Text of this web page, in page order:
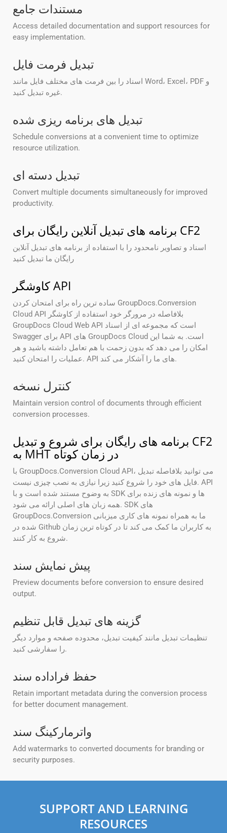
مستندات جامع
Access detailed documentation and support resources for
easy implementation.
تبدیل فرمت فایل
اسناد را بین فرمت های مختلف فایل مانند Word، Excel، PDF و
غیره تبدیل کنید.
تبدیل های برنامه ریزی شده
Schedule conversions at a convenient time to optimize
resource utilization.
تبدیل دسته ای
Convert multiple documents simultaneously for improved
productivity.
برنامه های تبدیل آنلاین رایگان برای CF2
اسناد و تصاویر نامحدود را با استفاده از برنامه های تبدیل آنلاین
رایگان ما تبدیل کنید
کاوشگر API
ساده ترین راه برای امتحان کردن GroupDocs.Conversion
Cloud API بلافاصله در مرورگر خود استفاده از کاوشگر
GroupDocs Cloud Web API است که مجموعه ای از اسناد
Swagger برای API های GroupDocs Cloud است. به شما این
امکان را می دهد که بدون زحمت با هم تعامل داشته باشید و هر
عملیات را امتحان کنید. API های ما را آشکار می کند.
کنترل نسخه
Maintain version control of documents through efficient
conversion processes.
برنامه های رایگان برای شروع و تبدیل CF2
به MHT در زمان کوتاه
با GroupDocs.Conversion Cloud API، می توانید بلافاصله تبدیل
فایل های خود را شروع کنید زیرا نیازی به نصب چیزی نیست. API
به وضوح مستند شده است و با SDK ها و نمونه های زنده برای
همه زبان های اصلی ارائه می شود. SDK های
GroupDocs.Conversion ما به همراه نمونه های کاری میزبانی
شده در Github به کاربران ما کمک می کند تا در کوتاه ترین زمان
شروع به کار کنند.
پیش نمایش سند
Preview documents before conversion to ensure desired
output.
گزینه های تبدیل قابل تنظیم
تنظیمات تبدیل مانند کیفیت تبدیل، محدوده صفحه و موارد دیگر
را سفارشی کنید.
حفظ فراداده سند
Retain important metadata during the conversion process
for better document management.
واترمارکینگ سند
Add watermarks to converted documents for branding or
security purposes.
SUPPORT AND LEARNING
RESOURCES